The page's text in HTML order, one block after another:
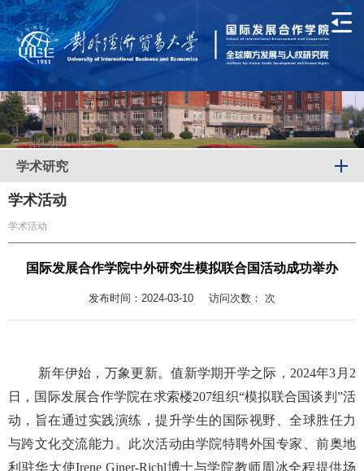
学术研究
学术活动
学术活动
国际发展合作学院中外研究生模拟联合国活动成功举办
发布时间：2024-03-10 访问次数： 次
新年伊始，万象更新。值新学期开学之际，2024年3月2
日，国际发展合作学院在求索楼207组织“模拟联合国谈判”活
动，旨在通过实践演练，提升学生的国际视野、全球胜任力
与跨文化交流能力。此次活动由学院特聘外国专家、前奥地
利驻华大使Irene Giner-Richl博士与学院教师周冰全程提供场